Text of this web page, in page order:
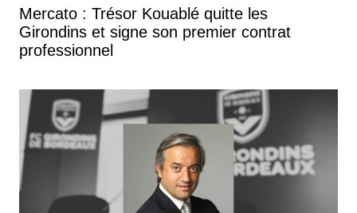
Mercato : Trésor Kouablé quitte les
Girondins et signe son premier contrat
professionnel